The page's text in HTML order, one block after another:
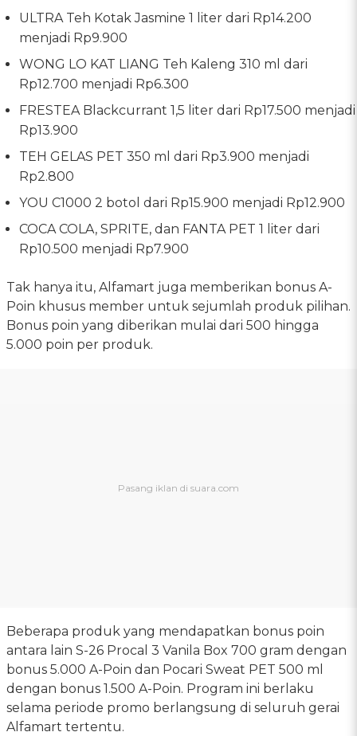
ULTRA Teh Kotak Jasmine 1 liter dari Rp14.200
menjadi Rp9.900
WONG LO KAT LIANG Teh Kaleng 310 ml dari
Rp12.700 menjadi Rp6.300
FRESTEA Blackcurrant 1,5 liter dari Rp17.500 menjadi
Rp13.900
TEH GELAS PET 350 ml dari Rp3.900 menjadi
Rp2.800
YOU C1000 2 botol dari Rp15.900 menjadi Rp12.900
COCA COLA, SPRITE, dan FANTA PET 1 liter dari
Rp10.500 menjadi Rp7.900
Tak hanya itu, Alfamart juga memberikan bonus A-
Poin khusus member untuk sejumlah produk pilihan.
Bonus poin yang diberikan mulai dari 500 hingga
5.000 poin per produk.
Beberapa produk yang mendapatkan bonus poin
antara lain S-26 Procal 3 Vanila Box 700 gram dengan
bonus 5.000 A-Poin dan Pocari Sweat PET 500 ml
dengan bonus 1.500 A-Poin. Program ini berlaku
selama periode promo berlangsung di seluruh gerai
Alfamart tertentu.